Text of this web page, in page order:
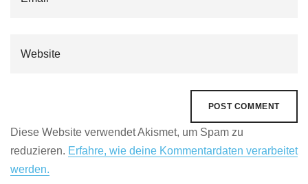
Diese Website verwendet Akismet, um Spam zu
reduzieren. Erfahre, wie deine Kommentardaten verarbeitet
werden.